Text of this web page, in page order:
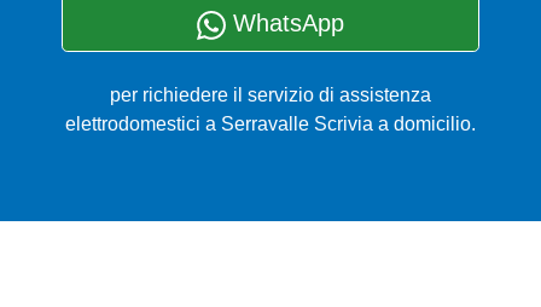
WhatsApp
per richiedere il servizio di assistenza
elettrodomestici a Serravalle Scrivia a domicilio.